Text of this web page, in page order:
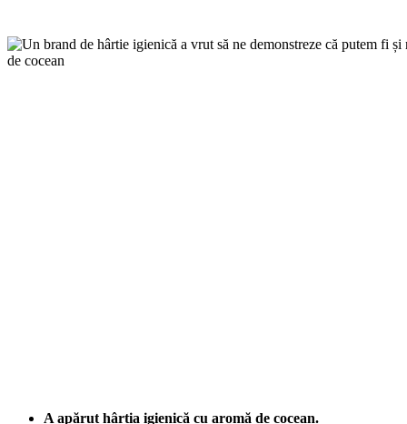
A apărut hârtia igienică cu aromă de cocean.